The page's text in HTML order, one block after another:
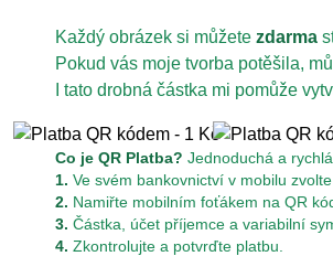
Každý obrázek si můžete zdarma
Pokud vás moje tvorba potěšila,
I tato drobná částka mi pomůže
Co je QR Platba? Jednoduchá a
1. Ve svém bankovnictví v mobilu
2. Namiřte mobilním foťákem na QR
3. Částka, účet příjemce a variabilní
4. Zkontrolujte a potvrďte platbu.